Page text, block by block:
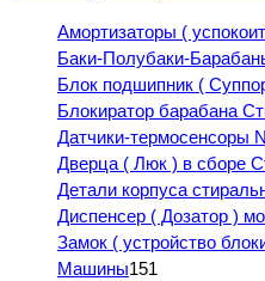
Амортизаторы (
Баки-Полубаки-
Блок подшипник (
Блокиратор барабана
Датчики-термосенсоры
Дверца ( Люк ) в сборе
Детали корпуса
Диспенсер ( Дозатор )
Замок ( устройство
Машины151